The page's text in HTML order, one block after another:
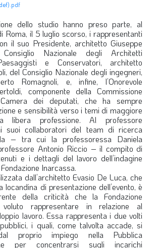
dello studio hanno preso parte, al
Roma, il 5 luglio scorso, i rappresentanti
il suo Presidente, architetto Giuseppe
Nazionale degli Architetti
e Conservatori, architetto
del Consiglio Nazionale degli ingegneri,
Romagnoli, e, infine, l’Onorevole
componente della Commissione
dei deputati, che ha sempre
e sensibilità verso i temi di maggiore
libera professione. Al professore
suoi collaboratori del team di ricerca
– tra cui la professoressa Daniela
Antonio Riccio – il compito di
e i dettagli del lavoro dell’indagine
Inarcassa.
dall’architetto Evasio De Luca, che
locandina di presentazione dell’evento, è
della criticità che la Fondazione
rappresentare in relazione al
lavoro. Essa rappresenta i due volti
i quali, come talvolta accade, si
proprio impiego nella Pubblica
per concentrarsi sugli incarichi